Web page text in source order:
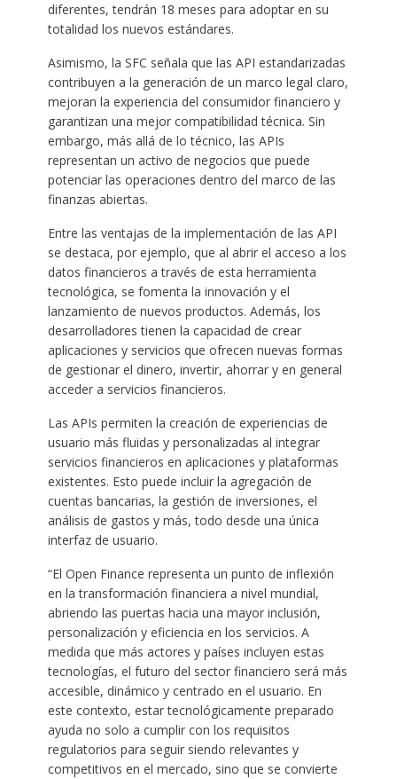
diferentes, tendrán 18 meses para adoptar en su
totalidad los nuevos estándares.
Asimismo, la SFC señala que las API estandarizadas
contribuyen a la generación de un marco legal claro,
mejoran la experiencia del consumidor financiero y
garantizan una mejor compatibilidad técnica. Sin
embargo, más allá de lo técnico, las APIs
representan un activo de negocios que puede
potenciar las operaciones dentro del marco de las
finanzas abiertas.
Entre las ventajas de la implementación de las API
se destaca, por ejemplo, que al abrir el acceso a los
datos financieros a través de esta herramienta
tecnológica, se fomenta la innovación y el
lanzamiento de nuevos productos. Además, los
desarrolladores tienen la capacidad de crear
aplicaciones y servicios que ofrecen nuevas formas
de gestionar el dinero, invertir, ahorrar y en general
acceder a servicios financieros.
Las APIs permiten la creación de experiencias de
usuario más fluidas y personalizadas al integrar
servicios financieros en aplicaciones y plataformas
existentes. Esto puede incluir la agregación de
cuentas bancarias, la gestión de inversiones, el
análisis de gastos y más, todo desde una única
interfaz de usuario.
“El Open Finance representa un punto de inflexión
en la transformación financiera a nivel mundial,
abriendo las puertas hacia una mayor inclusión,
personalización y eficiencia en los servicios. A
medida que más actores y países incluyen estas
tecnologías, el futuro del sector financiero será más
accesible, dinámico y centrado en el usuario. En
este contexto, estar tecnológicamente preparado
ayuda no solo a cumplir con los requisitos
regulatorios para seguir siendo relevantes y
competitivos en el mercado, sino que se convierte